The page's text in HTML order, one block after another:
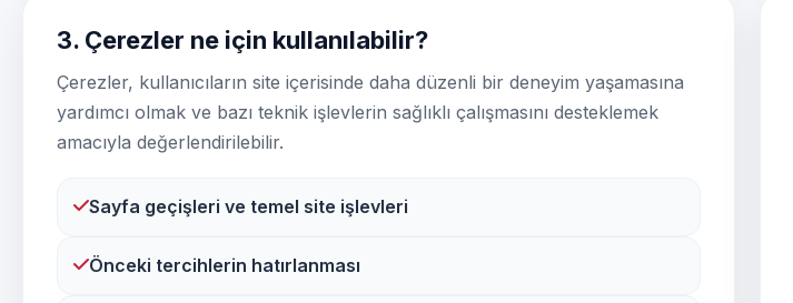
3. Çerezler ne için kullanılabilir?
Çerezler, kullanıcıların site içerisinde daha düzenli bir deneyim yaşamasına
yardımcı olmak ve bazı teknik işlevlerin sağlıklı çalışmasını desteklemek
amacıyla değerlendirilebilir.
Sayfa geçişleri ve temel site işlevleri
Önceki tercihlerin hatırlanması